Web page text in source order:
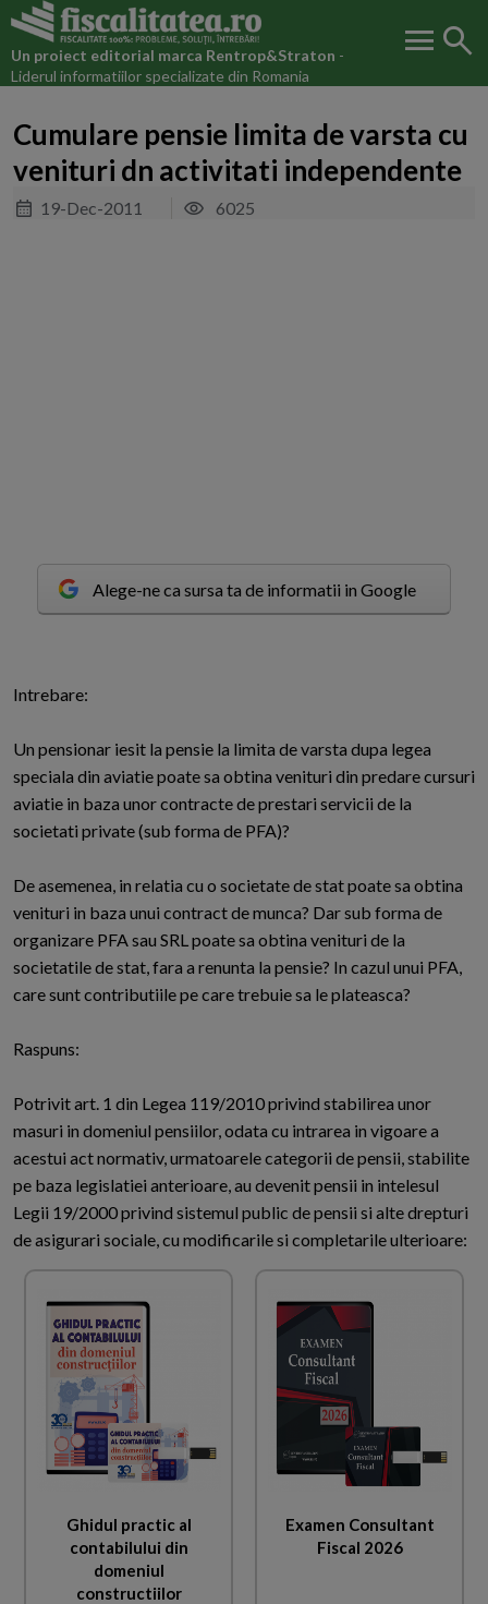
Un proiect editorial marca Rentrop&Straton -
Liderul informatiilor specializate din Romania
menu search
Cumulare pensie limita de varsta cu
venituri dn activitati independente
19-Dec-2011 6025
Alege-ne ca sursa ta de informatii in Google
Intrebare:
Un pensionar iesit la pensie la limita de varsta dupa legea
speciala din aviatie poate sa obtina venituri din predare cursuri
aviatie in baza unor contracte de prestari servicii de la
societati private (sub forma de PFA)?
De asemenea, in relatia cu o societate de stat poate sa obtina
venituri in baza unui contract de munca? Dar sub forma de
organizare PFA sau SRL poate sa obtina venituri de la
societatile de stat, fara a renunta la pensie? In cazul unui PFA,
care sunt contributiile pe care trebuie sa le plateasca?
Raspuns:
Potrivit art. 1 din Legea 119/2010 privind stabilirea unor
masuri in domeniul pensiilor, odata cu intrarea in vigoare a
acestui act normativ, urmatoarele categorii de pensii, stabilite
pe baza legislatiei anterioare, au devenit pensii in intelesul
Legii 19/2000 privind sistemul public de pensii si alte drepturi
de asigurari sociale, cu modificarile si completarile ulterioare:
Ghidul practic al
contabilului din
domeniul
constructiilor
Examen Consultant
Fiscal 2026